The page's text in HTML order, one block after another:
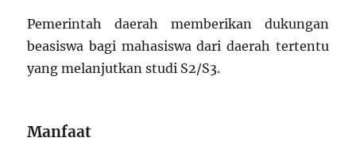
Pemerintah daerah memberikan dukungan
beasiswa bagi mahasiswa dari daerah tertentu
yang melanjutkan studi S2/S3.
Manfaat